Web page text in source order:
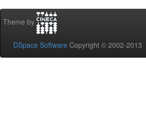
Theme by
DSpace Software Copyright © 2002-2013